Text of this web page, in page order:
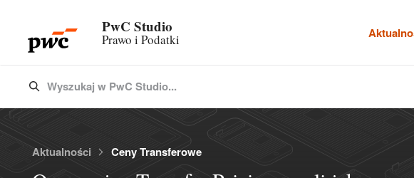
PwC Studio
Prawo i Podatki
Type 3 or more characters for results.
Wyszukaj w PwC Studio...
Aktualności Ceny Transferowe